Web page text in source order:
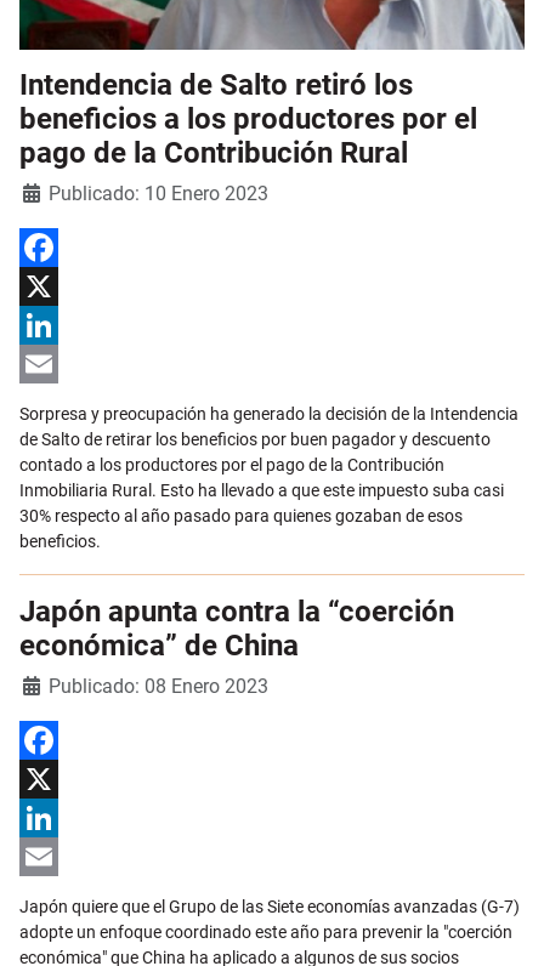
Intendencia de Salto retiró los
beneficios a los productores por el
pago de la Contribución Rural
Detalles
Publicado: 10 Enero 2023
Facebook
X
LinkedIn
Sorpresa y preocupación ha generado la decisión de la Intendencia
de Salto de retirar los beneficios por buen pagador y descuento
contado a los productores por el pago de la Contribución
Inmobiliaria Rural. Esto ha llevado a que este impuesto suba casi
30% respecto al año pasado para quienes gozaban de esos
beneficios.
Japón apunta contra la “coerción
económica” de China
Detalles
Publicado: 08 Enero 2023
Facebook
X
LinkedIn
Email
Japón quiere que el Grupo de las Siete economías avanzadas (G-7)
adopte un enfoque coordinado este año para prevenir la "coerción
económica" que China ha aplicado a algunos de sus socios